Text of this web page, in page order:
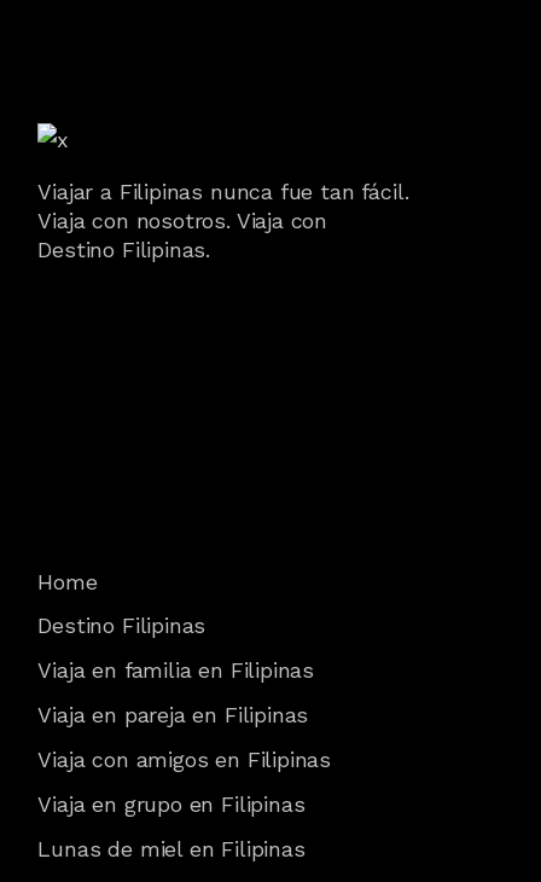
Viajar a Filipinas nunca fue tan fácil.
Viaja con nosotros. Viaja con
Destino Filipinas.
Home
Destino Filipinas
Viaja en familia en Filipinas
Viaja en pareja en Filipinas
Viaja con amigos en Filipinas
Viaja en grupo en Filipinas
Lunas de miel en Filipinas